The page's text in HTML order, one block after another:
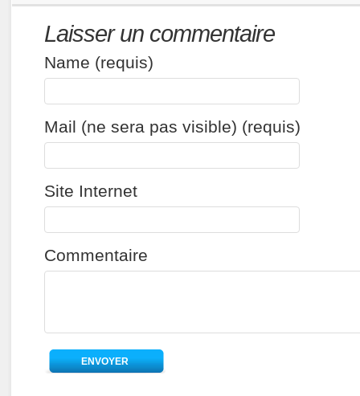
Laisser un commentaire
Name (requis)
Mail (ne sera pas visible) (requis)
Site Internet
Commentaire